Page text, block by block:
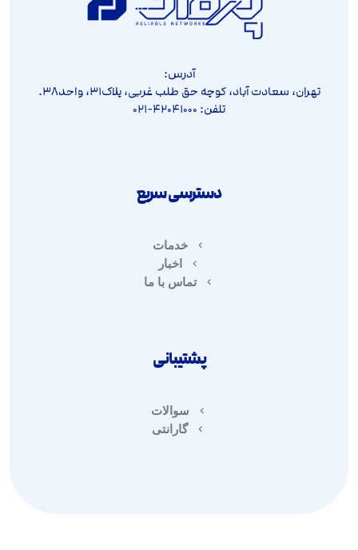
آدرس:
تهران، سعادت آباد، کوچه حق طلب غربی، پلاک۳۱، واحد۳۸.
تلفن: ۴۲۰۴۱۰۰۰-۰۲۱
دسترسی سریع
خدمات
اخبار
تماس با ما
پشتیبانی
سوالات
گارانتی